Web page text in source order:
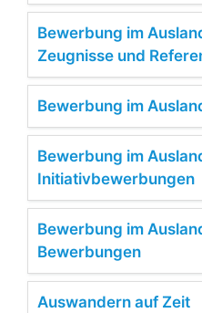
Bewerbung im
Zeugnisse und
Bewerbung im
Bewerbung im
Initiativbewerbungen
Bewerbung im
Bewerbungen
Auswandern auf Zeit